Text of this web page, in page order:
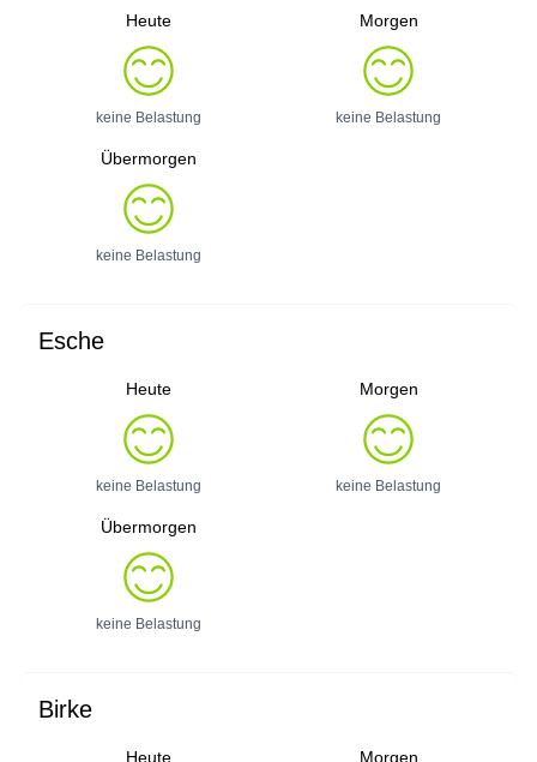
Heute
keine Belastung
Morgen
keine Belastung
Übermorgen
keine Belastung
Esche
Heute
keine Belastung
Morgen
keine Belastung
Übermorgen
keine Belastung
Birke
Heute Morgen